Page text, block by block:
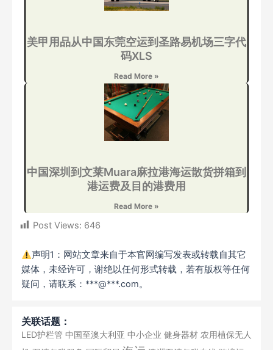
美甲用品从中国东莞空运到圣路易机场三字代
码XLS
Read More »
中国深圳到文莱Muara麻拉港海运散货拼箱到
港运费及目的港费用
Read More »
Post Views: 646
声明1：网站文章来自于本官网编写发表或转载自其它
媒体，未经许可，谢绝以任何形式转载，若有版权等任何
疑问，请联系：***@***.com。
关联话题：
LED护栏管 中国至澳大利亚 中小企业 健身器材 农用植保无人